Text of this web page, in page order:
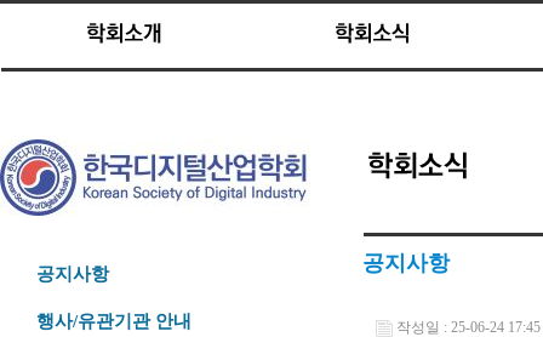
공지사항
행사/유관기관 안내
공지사항
작성일 : 25-06-24 17:45